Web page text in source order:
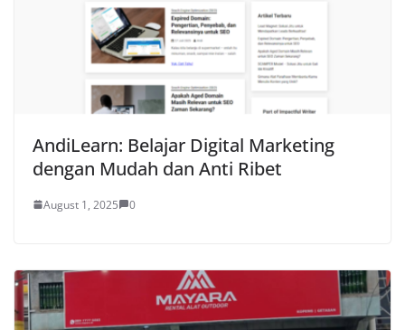
AndiLearn: Belajar Digital Marketing
dengan Mudah dan Anti Ribet
August 1, 2025 0